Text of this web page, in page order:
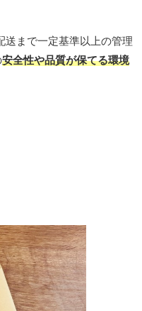
送まで一定基準以上の管理
安全性や品質が保てる環境